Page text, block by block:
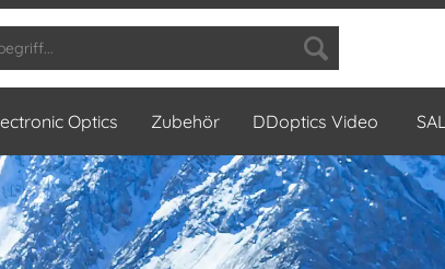
Optics Zubehör DDoptics Video